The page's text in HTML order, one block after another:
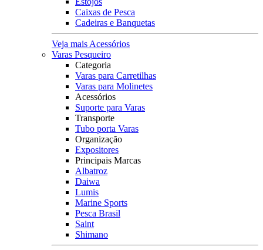
Caixas de Pesca
Cadeiras e Banquetas
Veja mais Acessórios
Varas Pesqueiro
Categoria
Varas para Carretilhas
Varas para Molinetes
Acessórios
Suporte para Varas
Transporte
Tubo porta Varas
Organização
Expositores
Principais Marcas
Albatroz
Daiwa
Lumis
Marine Sports
Pesca Brasil
Saint
Shimano